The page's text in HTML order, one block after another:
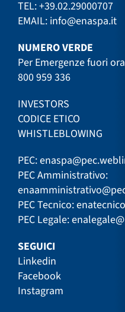
TEL:+39.02.29000707
EMAIL: info@enaspa.it
NUMERO VERDE
Per Emergenze fuori
800 959 336
INVESTORS
CODICE ETICO
WHISTLEBLOWING
PEC:
PEC Amministrativo:
PEC Tecnico:
PEC Legale:
SEGUICI
Linkedin
Facebook
Instagram